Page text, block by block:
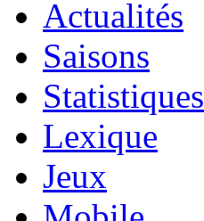
Actualités
Saisons
Statistiques
Lexique
Jeux